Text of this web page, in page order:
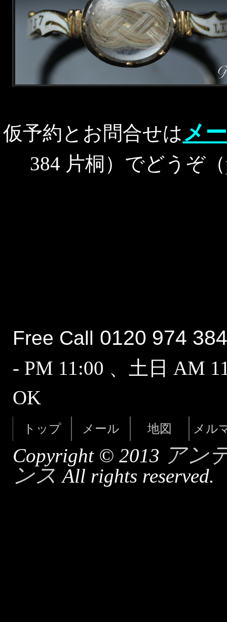
仮予約とお問合せはメ
384 片桐）でどうぞ
Free Call 0120 974 384
- PM 11:00 、土日 AM
OK
トップ メール 地図 メル
Copyright © 2013 アン
ンス All rights reserved.